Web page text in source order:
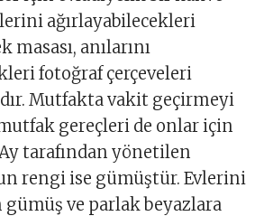
ağırlayabilecekleri
anılarını
fotoğraf çerçeveleri
Mutfakta vakit geçirmeyi
gereçleri de onlar için
tarafından yönetilen
rengi ise gümüştür. Evlerini
gümüş ve parlak beyazlara